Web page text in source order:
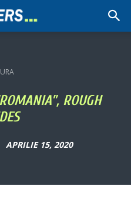
ROUGH
APRILIE 15, 2020